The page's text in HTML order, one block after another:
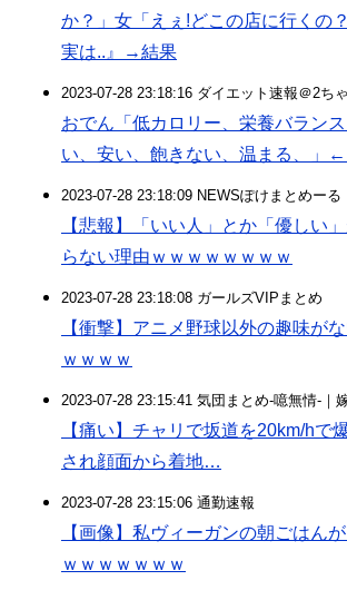
か？」女「えぇ!どこの店に行くの
実は..』→結果
2023-07-28 23:18:16 ダイエット速報＠2ち
おでん「低カロリー、栄養バラン
い、安い、飽きない、温まる、」
2023-07-28 23:18:09 NEWSぽけまとめーる
【悲報】「いい人」とか「優しい
らない理由ｗｗｗｗｗｗｗｗ
2023-07-28 23:18:08 ガールズVIPまとめ
【衝撃】アニメ野球以外の趣味が
ｗｗｗｗ
2023-07-28 23:15:41 気団まとめ-噫無情-｜
【痛い】チャリで坂道を20km/h
され顔面から着地…
2023-07-28 23:15:06 通勤速報
【画像】私ヴィーガンの朝ごはん
ｗｗｗｗｗｗｗ